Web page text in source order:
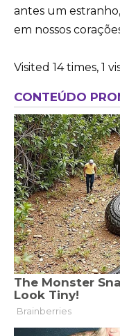
antes um
em nossos
Visited 14 times, 1